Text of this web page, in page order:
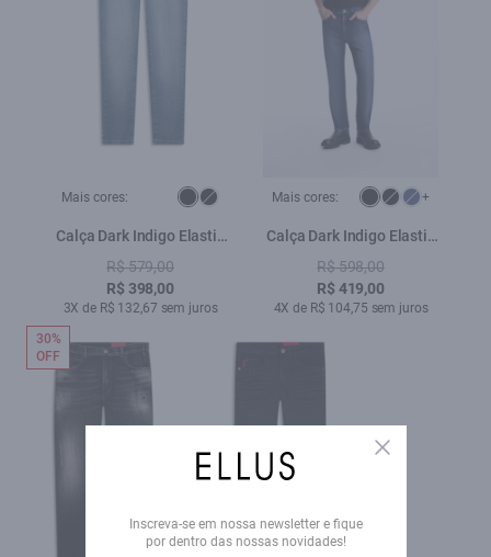
Mais cores:
Calça Dark Indigo Elastic
Slim 1969- Lav. Claro C/
Grampo
R$ 579,00
R$ 398,00
3X de R$ 132,67 sem juros
Mais cores: +
Calça Dark Indigo Elastic
Straight Lav. Escuro i
R$ 598,00
R$ 419,00
4X de R$ 104,75 sem juros
30%
OFF
Close
Inscreva-se em nossa newsletter e fique
por dentro das nossas novidades!